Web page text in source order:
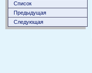
Список
Предыдущая
Следующая